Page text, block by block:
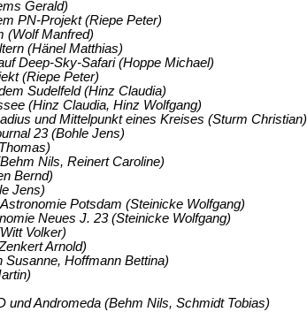
Gerald)
PN-Projekt (Riepe Peter)
(Wolf Manfred)
(Hänel Matthias)
Deep-Sky-Safari (Hoppe Michael)
(Riepe Peter)
Sudelfeld (Hinz Claudia)
(Hinz Claudia, Hinz Wolfgang)
und Mittelpunkt eines Kreises (Sturm Christian)
23 (Bohle Jens)
Nils, Reinert Caroline)
Bernd)
Jens)
Potsdam (Steinicke Wolfgang)
Neues J. 23 (Steinicke Wolfgang)
Volker)
Arnold)
Hoffmann Bettina)
und Andromeda (Behm Nils, Schmidt Tobias)